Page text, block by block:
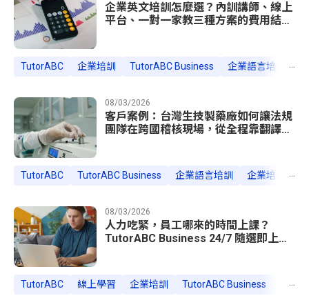
企業英文培訓怎麼選？內訓講師、線上
平台、一對一家教三種方案的費用結構
TutorABC 企業培訓 TutorABC Business 企業語言培訓 ...
08/03/2026
客戶案例：台灣生技製藥廠如何讓法規
團隊在跨國稽核現場，從全程靠翻譯到
TutorABC TutorABC Business 企業語言培訓 企業培訓案例
...
08/03/2026
人力吃緊，員工哪來的時間上課？
TutorABC Business 24/7 隨選即上，
TutorABC 線上學習 企業培訓 TutorABC Business 企業
...